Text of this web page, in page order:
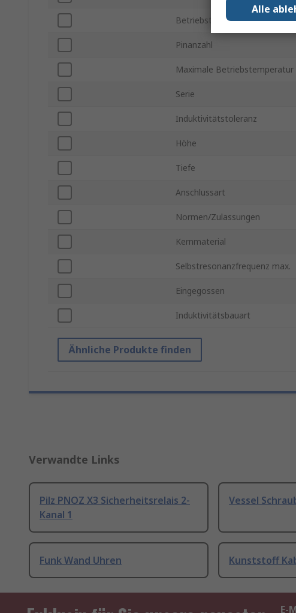
Betriebstemperatur min.
Pinanzahl
Maximale Betriebstemperatur
Serie
Induktivitätstoleranz
Höhe
Tiefe
Anschlussart
Normen/Zulassungen
Kernmaterial
Selbstresonanzfrequenz max.
Eingegossen
Induktivitätsbauart
Ähnliche Produkte finden
Verwandte Links
Pilz PNOZ X3 Sicherheitsrelais 2-
Kanal 1
Vessel
Funk Wand Uhren Kunststoff
E-
Alle